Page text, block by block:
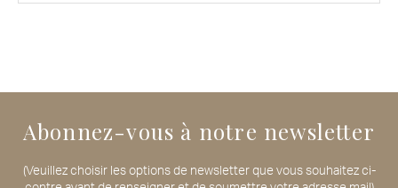
Abonnez-vous à notre newsletter
(Veuillez choisir les options de newsletter que vous souhaitez ci-